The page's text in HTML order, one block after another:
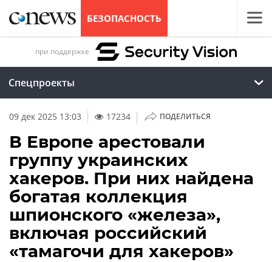
БЕЗОПАСНОСТЬ
при поддержке
Спецпроекты
09 дек 2025 13:03 17234 | ПОДЕЛИТЬСЯ
В Европе арестовали
группу украинских
хакеров. При них найдена
богатая коллекция
шпионского «железа»,
включая российский
«тамагочи для хакеров»